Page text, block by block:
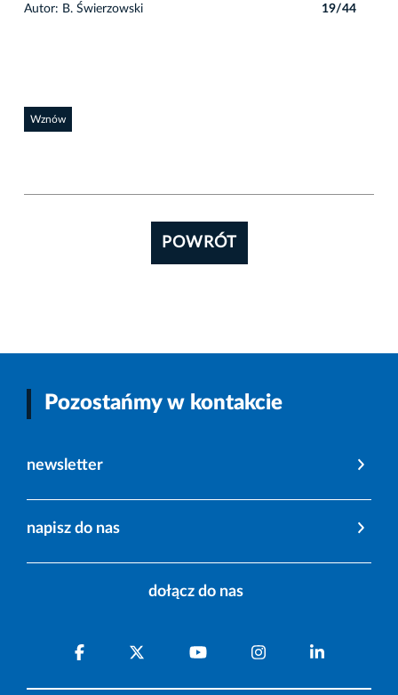
Autor: B. Świerzowski 19/44
Wznów
POWRÓT
Pozostańmy w kontakcie
newsletter
napisz do nas
dołącz do nas